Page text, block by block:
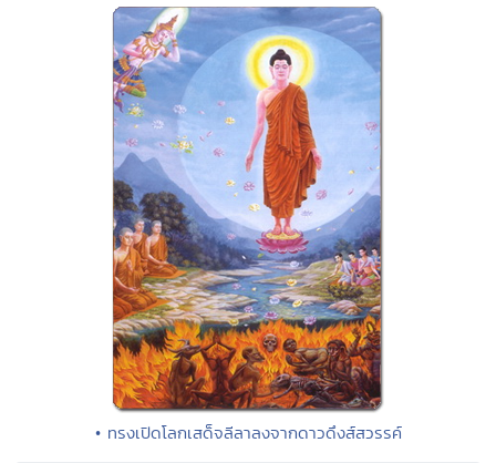
• ทรงเปิดโลกเสด็จลีลาลงจากดาวดึงส์สวรรค์